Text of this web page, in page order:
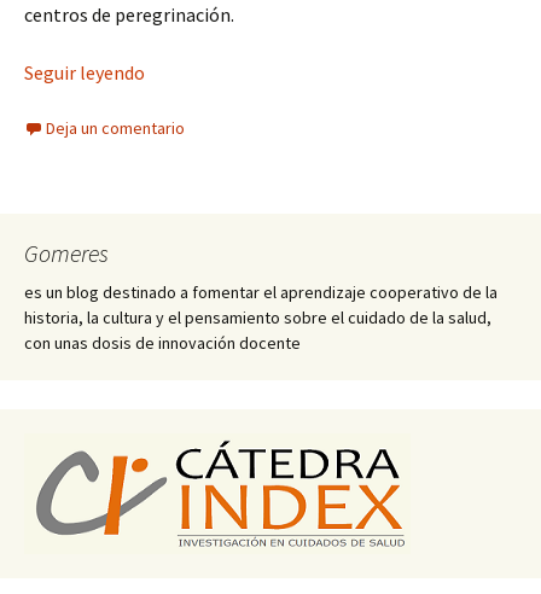
centros de peregrinación.
Seguir leyendo
Deja un comentario
Gomeres
es un blog destinado a fomentar el aprendizaje cooperativo de la
historia, la cultura y el pensamiento sobre el cuidado de la salud,
con unas dosis de innovación docente